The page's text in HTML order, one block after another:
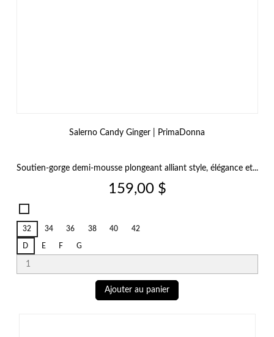
Salerno Candy Ginger | PrimaDonna
Soutien‑gorge demi‑mousse plongeant alliant style, élégance et...
Prix
159,00 $
Candy
Ginger
32 34 36 38 40 42
D E F G
Ajouter au panier